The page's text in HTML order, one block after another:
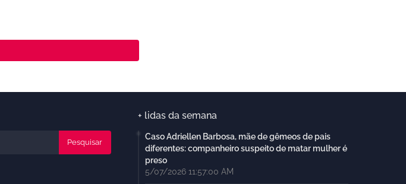
+ lidas da semana
Caso Adriellen Barbosa, mãe de gêmeos de pais
diferentes: companheiro suspeito de matar mulher é
preso
5/07/2026 11:57:00 AM